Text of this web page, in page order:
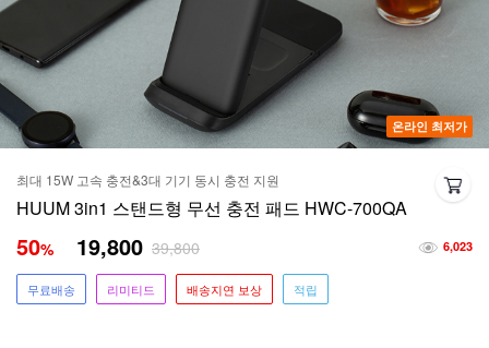
온라인 최저가
최대 15W 고속 충전&3대 기기 동시 충전 지원
HUUM 3in1 스탠드형 무선 충전 패드 HWC-700QA
6,023
50% 19,800 39,800
무료배송 리미티드 배송지연 보상 적립